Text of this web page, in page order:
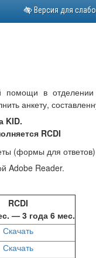
Версия для
в отделении
анкету,
KID.
RCDI
(формы для ответов)
Adobe Reader.
RCDI
— 3 года 6 мес.
Скачать
Скачать